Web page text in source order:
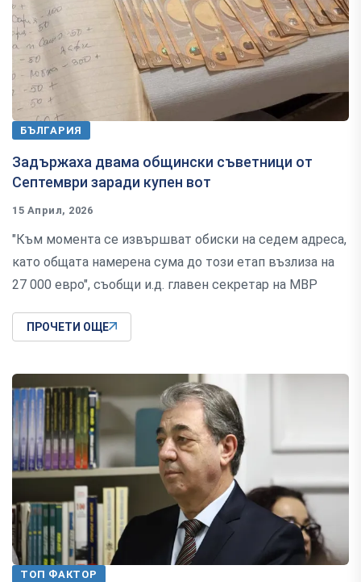
БЪЛГАРИЯ
Задържаха двама общински съветници от
Септември заради купен вот
15 Април, 2026
"Към момента се извършват обиски на седем адреса,
като общата намерена сума до този етап възлиза на
27 000 евро", съобщи и.д. главен секретар на МВР
ПРОЧЕТИ ОЩЕ
ТОП ФАКТОР